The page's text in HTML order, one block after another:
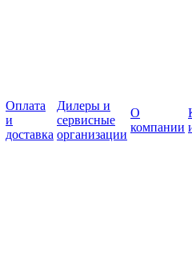
Оплата
и
доставка
Дилеры и
сервисные
организации
О
компании